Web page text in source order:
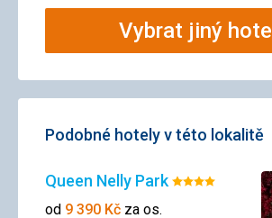
Vybrat jiný hotel
Podobné hotely v této lokalitě
Queen Nelly ParkHodnocení:
od 9 390 Kč za os.